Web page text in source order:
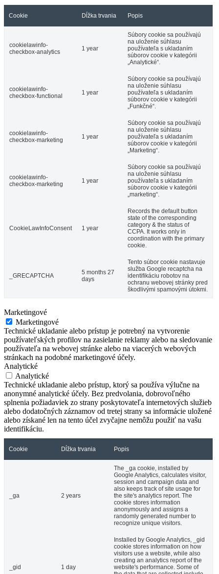
Cookie Dĺžka trvania Popis
cookielawinfo-
checkbox-analytics
1 year
Súbory cookie sa používajú
na uloženie súhlasu
používateľa s ukladaním
súborov cookie v kategórii
„Analytické“.
cookielawinfo-
checkbox-functional
1 year
Súbory cookie sa používajú
na uloženie súhlasu
používateľa s ukladaním
súborov cookie v kategórii
„Funkčné“.
cookielawinfo-
checkbox-marketing
1 year
Súbory cookie sa používajú
na uloženie súhlasu
používateľa s ukladaním
súborov cookie v kategórii
„Marketing“.
cookielawinfo-
checkbox-marketing
1 year
Súbory cookie sa používajú
na uloženie súhlasu
používateľa s ukladaním
súborov cookie v kategórii
„marketing“.
CookieLawInfoConsent 1 year
Records the default button
state of the corresponding
category & the status of
CCPA. It works only in
coordination with the primary
cookie.
_GRECAPTCHA
5 months 27
days
Tento súbor cookie nastavuje
služba Google recaptcha na
identifikáciu robotov na
ochranu webovej stránky pred
škodlivými spamovými útokmi.
Marketingové
Marketingové
Technické ukladanie alebo prístup je potrebný na vytvorenie
používateľských profilov na zasielanie reklamy alebo na sledovanie
používateľa na webovej stránke alebo na viacerých webových
stránkach na podobné marketingové účely.
Analytické
Analytické
Technické ukladanie alebo prístup, ktorý sa používa výlučne na
anonymné analytické účely. Bez predvolania, dobrovoľného
splnenia požiadaviek zo strany poskytovateľa internetových služieb
alebo dodatočných záznamov od tretej strany sa informácie uložené
alebo získané len na tento účel zvyčajne nemôžu použiť na vašu
identifikáciu.
Cookie Dĺžka trvania Popis
_ga 2 years
The _ga cookie, installed by
Google Analytics, calculates visitor,
session and campaign data and
also keeps track of site usage for
the site's analytics report. The
cookie stores information
anonymously and assigns a
randomly generated number to
recognize unique visitors.
_gid 1 day
Installed by Google Analytics, _gid
cookie stores information on how
visitors use a website, while also
creating an analytics report of the
website's performance. Some of